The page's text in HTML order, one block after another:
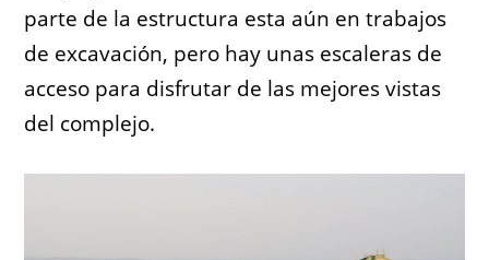
parte de la estructura esta aún en trabajos
de excavación, pero hay unas escaleras de
acceso para disfrutar de las mejores vistas
del complejo.